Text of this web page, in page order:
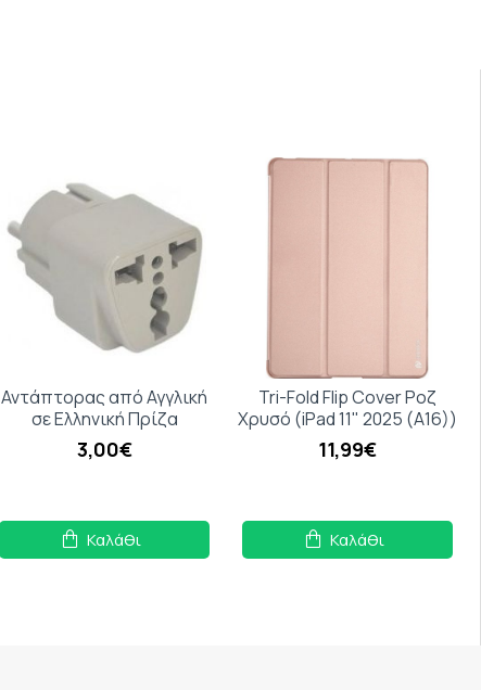
Αντάπτορας από Αγγλική
σε Ελληνική Πρίζα
3,00€
Καλάθι
Tri-Fold Flip Cover Ροζ
Χρυσό (iPad 11" 2025 (A16))
11,99€
Καλάθι